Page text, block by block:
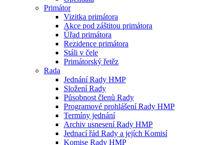
Primátor
Vizitka primátora
Akce pod záštitou primátora
Úřad primátora
Rezidence primátora
Stáli v čele
Primátorský řetěz
Rada
Jednání Rady HMP
Složení Rady
Působnost členů Rady
Programové prohlášení Rady HMP
Termíny jednání
Archiv usnesení Rady HMP
Jednací řád Rady a jejích Komisí
Komise Rady HMP